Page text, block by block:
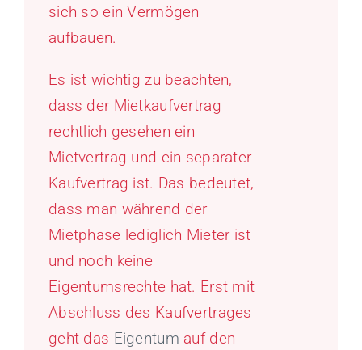
sich so ein Vermögen
aufbauen.
Es ist wichtig zu beachten,
dass der Mietkaufvertrag
rechtlich gesehen ein
Mietvertrag und ein separater
Kaufvertrag ist. Das bedeutet,
dass man während der
Mietphase lediglich Mieter ist
und noch keine
Eigentumsrechte hat. Erst mit
Abschluss des Kaufvertrages
geht das Eigentum auf den